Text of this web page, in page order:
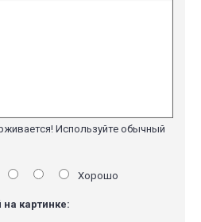
Используйте обычный
Хорошо
картинке: